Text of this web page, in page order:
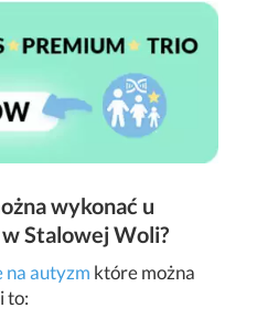
wykonać u
Stalowej Woli?
na autyzm które można
to: